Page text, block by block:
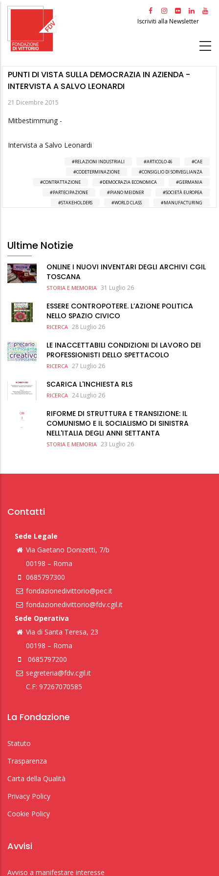
Salta
principale
Iscriviti alla Newsletter
PUNTI DI VISTA SULLA DEMOCRAZIA IN AZIENDA -
INTERVISTA A SALVO LEONARDI
21 Dicembre 2015
Mitbestimmung -
Intervista a Salvo Leonardi
RELAZIONI INDUSTRIALI ARTICOLO 46
CAE
CODETERMINAZIONE
CONSIGLIO DI SORVEGLIANZA
CONTRATTAZIONE
DEMOCRAZIA ECONOMICA
GERMANIA
PARTECIPAZIONE
PIANO MEIDNER
SOCIETÀ EUROPEA
STAKEHOLDERS
WORLD CLASS MANUFACTURING
Ultime Notizie
ONLINE I NUOVI INVENTARI DEGLI ARCHIVI CGIL
TOSCANA
STORIA E MEMORIA 31 Luglio 26
ESSERE CONTROPOTERE. L’AZIONE POLITICA
NELLO SPAZIO CIVICO
RICERCA 28 Luglio 26
LE INACCETTABILI CONDIZIONI DI LAVORO DEI
PROFESSIONISTI DELLO SPETTACOLO
RICERCA 27 Luglio 26
SCARICA L'INCHIESTA RLS
RICERCA 24 Luglio 26
RIFORME DI STRUTTURA E TRANSIZIONE: IL
COMUNISMO E IL SOCIALISMO DI SINISTRA
NELL'ITALIA DEGLI ANNI SETTANTA
STORIA E MEMORIA 23 Luglio 26
Contatti
Sede Legale
Via Gaetano Donizetti, 7/b
00198 – Roma
0685797300
fondazionedivittorio@pec.it
fondazionedivittorio@fdv.cgil.it
Sede Operativa
Via di Santa Teresa, 23
00198 – Roma
0685797200
segreteria@fdv.cgil.it
C.F: 97267070585
La Fondazione
Statuto
Trasparenza
Carta della Qualità
Privacy Policy
Cookie Policy
Avvisi
Avviso a manifestare interesse